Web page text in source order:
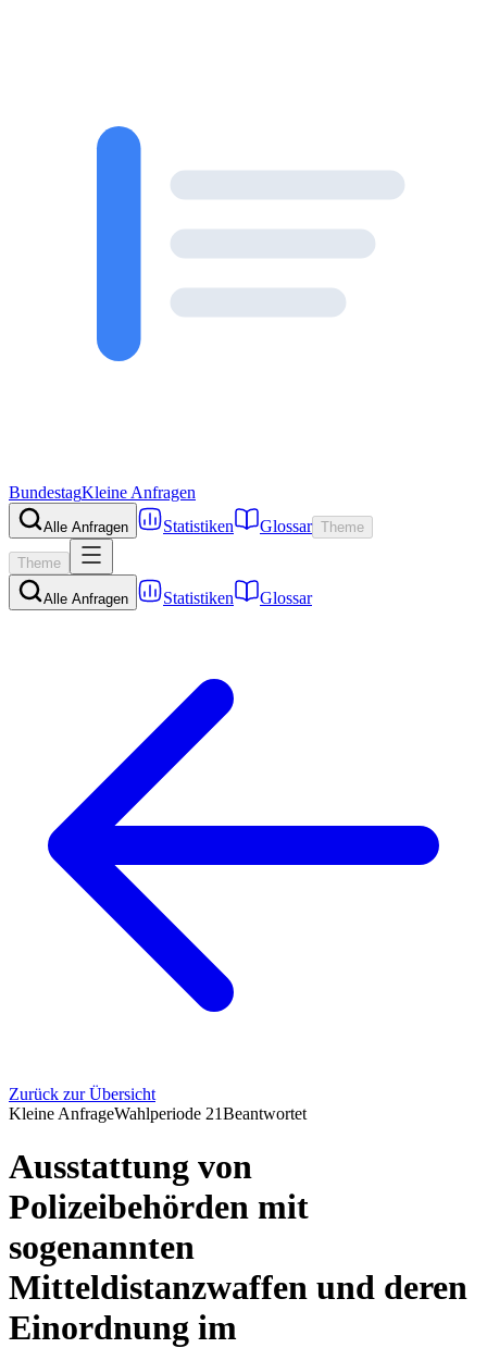
BundestagKleine Anfragen
Alle Anfragen Statistiken Glossar Theme
Theme
Alle Anfragen Statistiken Glossar
Zurück zur Übersicht
Kleine AnfrageWahlperiode 21Beantwortet
Ausstattung von
Polizeibehörden mit
sogenannten
Mitteldistanzwaffen und deren
Einordnung im